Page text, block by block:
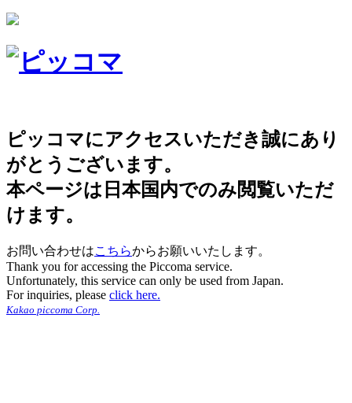
ピッコマにアクセスいただき誠にあり
がとうございます。
本ページは日本国内でのみ閲覧いただ
けます。
お問い合わせはこちらからお願いいたします。
Thank you for accessing the Piccoma service.
Unfortunately, this service can only be used from Japan.
For inquiries, please click here.
Kakao piccoma Corp.